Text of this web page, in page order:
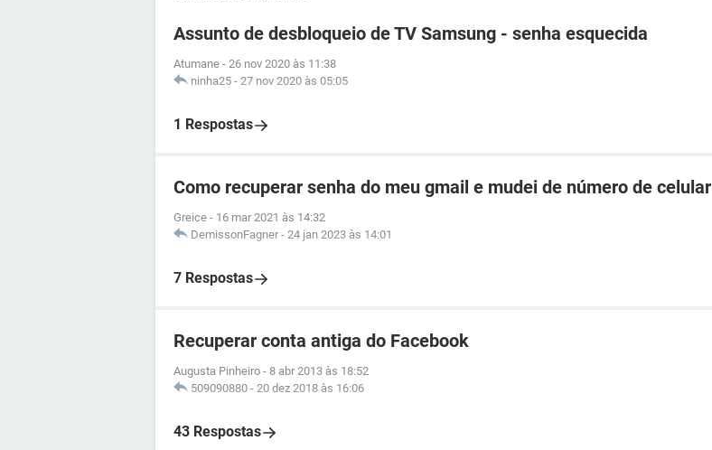
Assunto de desbloqueio de TV Samsung - senha esquecida
Atumane - 26 nov 2020 às 11:38
ninha25 - 27 nov 2020 às 05:05
1 Respostas
Como recuperar senha do meu gmail e mudei de número de celular
Greice - 16 mar 2021 às 14:32
DemissonFagner - 24 jan 2023 às 14:01
7 Respostas
Recuperar conta antiga do Facebook
Augusta Pinheiro - 8 abr 2013 às 18:52
509090880 - 20 dez 2018 às 16:06
43 Respostas